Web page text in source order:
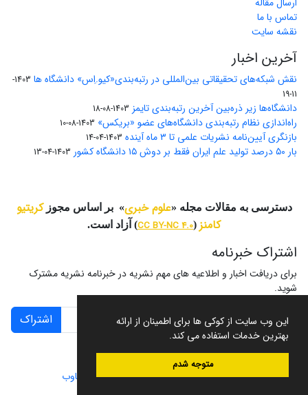
این وب سایت از کوکی ها برای اطمینان از ارائه
بهترین خدمات استفاده می کند.
متوجه شدم
ارسال مقاله
تماس با ما
نقشه سایت
آخرین اخبار
نقش شبکه‌های تحقیقاتی بین‌المللی در رتبه‌بندی«کیو.اِس» دانشگاه ها
1403-
11-19
دانشگاه‌ها زیر ذره‌بین آخرین رتبه‌بندی تایمز 1403-08-18
راه‌اندازی نظام رتبه‌بندی دانشگاه‌‌های عضو «بریکس» 1403-08-10
بازنگری آیین‌نامه نشریات علمی تا ۳ ماه آینده 1403-04-14
بار ۵۰ درصد تولید علم ایران فقط بر دوش ۱۵ دانشگاه کشور 1403-04-13
دسترسی به مقالات مجله «علوم خبری» بر اساس مجوزکریتیو
کامنز (
CC BY-NC 4.0) آزاد است.
اشتراک خبرنامه
برای دریافت اخبار و اطلاعیه های مهم نشریه در خبرنامه نشریه مشترک
شوید.
اشتراک
سامانه مدیریت نشریات علمی.طراحی و پیاده سازی از سیناوب